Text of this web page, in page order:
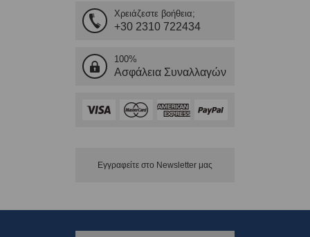
Χρειάζεστε βοήθεια;
+30 2310 722434
100%
Ασφάλεια Συναλλαγών
Εγγραφείτε στο Νewsletter μας